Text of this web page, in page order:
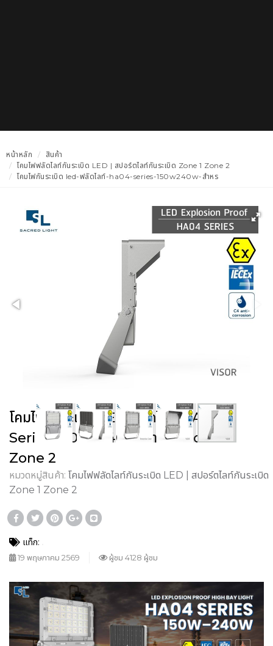
หน้าหลัก
สินค้า
โคมไฟฟลัดไลท์กันระเบิด LED | สปอร์ตไลท์กันระเบิด Zone 1 Zone 2
โคมไฟกันระเบิด led-ฟลัดไลท์-ha04-series-150w240w-สำหร
โคมไฟกันระเบิด LED ฟลัดไลท์ HA04
Series 150W–240W สำหรับ Zone 1
Zone 2
หมวดหมู่สินค้า: โคมไฟฟลัดไลท์กันระเบิด LED | สปอร์ตไลท์กันระเบิด
Zone 1 Zone 2
แท็ก:
19 พฤษภาคม 2569 ผู้ชม 4128 ผู้ชม